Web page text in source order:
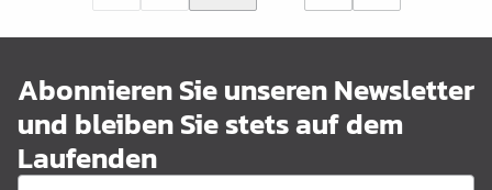
Abonnieren Sie unseren Newsletter
und bleiben Sie stets auf dem
Laufenden